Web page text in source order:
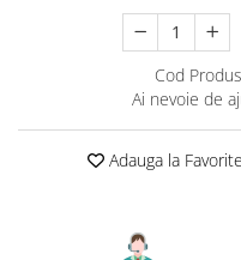
Generatoare Uz general
Generatoare Industriale
Generatoare Digitale
Generatoare pentru
Automatizari generatoare
Generatoare de curent
Cod
Ai nevoie de
Adauga la Favorite